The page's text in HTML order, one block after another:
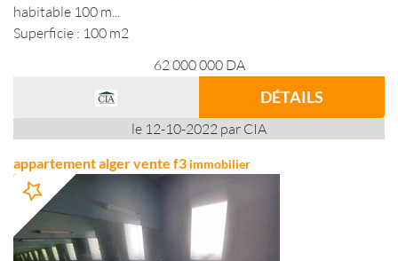
habitable 100 m...
Superficie : 100 m2
62 000 000 DA
DÉTAILS
le 12-10-2022 par CIA
appartement alger vente f3 immobilier